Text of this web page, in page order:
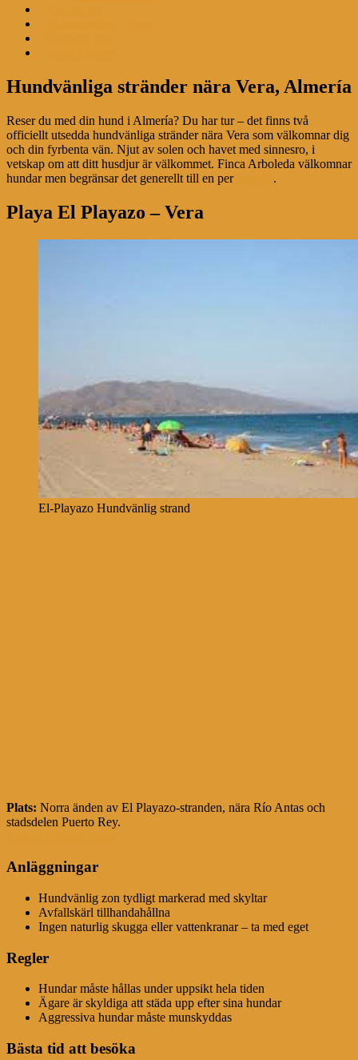
Hundvänliga stränder nära Vera, Almería
Reser du med din hund i Almería? Du har tur – det finns två
officiellt utsedda hundvänliga stränder nära Vera som välkomnar dig
och din fyrbenta vän. Njut av solen och havet med sinnesro, i
vetskap om att ditt husdjur är välkommet. Finca Arboleda välkomnar
hundar men begränsar det generellt till en per
.
Playa El Playazo – Vera
El-Playazo Hundvänlig strand
Plats: Norra änden av El Playazo-stranden, nära Río Antas och
stadsdelen Puerto Rey.
Anläggningar
Hundvänlig zon tydligt markerad med skyltar
Avfallskärl tillhandahållna
Ingen naturlig skugga eller vattenkranar – ta med eget
Regler
Hundar måste hållas under uppsikt hela tiden
Ägare är skyldiga att städa upp efter sina hundar
Aggressiva hundar måste munskyddas
Bästa tid att besöka